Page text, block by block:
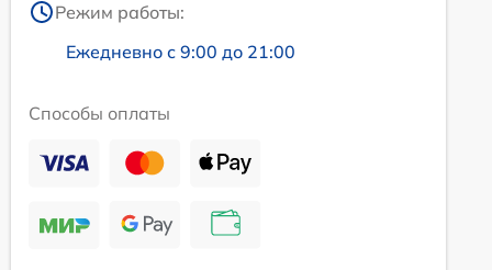
Режим работы:
Ежедневно с 9:00 до 21:00
Способы оплаты